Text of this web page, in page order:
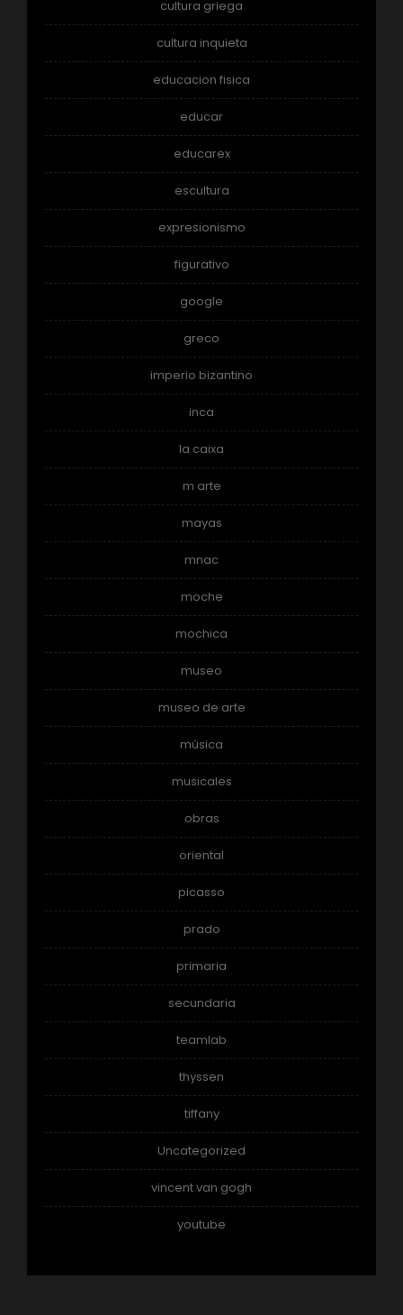
cultura griega
cultura inquieta
educacion fisica
educar
educarex
escultura
expresionismo
figurativo
google
greco
imperio bizantino
inca
la caixa
m arte
mayas
mnac
moche
mochica
museo
museo de arte
música
musicales
obras
oriental
picasso
prado
primaria
secundaria
teamlab
thyssen
tiffany
Uncategorized
vincent van gogh
youtube